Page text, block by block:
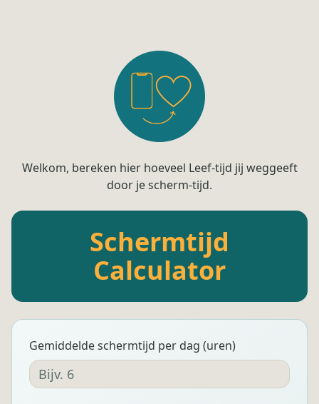
Welkom, bereken hier hoeveel Leef-tijd jij weggeeft
door je scherm-tijd.
Schermtijd
Calculator
Gemiddelde schermtijd per dag (uren)